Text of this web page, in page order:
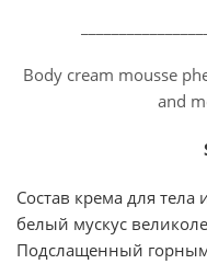
Body cream mousse
and
Состав крема для
белый мускус
Подслащенный